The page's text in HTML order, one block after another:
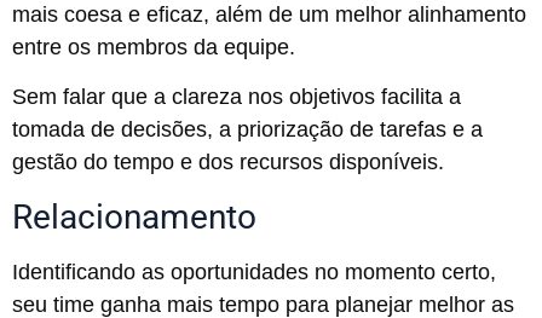
mais coesa e eficaz, além de um melhor alinhamento
entre os membros da equipe.
Sem falar que a clareza nos objetivos facilita a
tomada de decisões, a priorização de tarefas e a
gestão do tempo e dos recursos disponíveis.
Relacionamento
Identificando as oportunidades no momento certo,
seu time ganha mais tempo para planejar melhor as